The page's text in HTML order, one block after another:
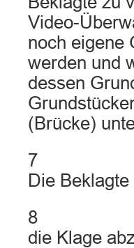
Video-
noch eigene
werden und
dessen
(Brücke)
7
Die
8
die Klage